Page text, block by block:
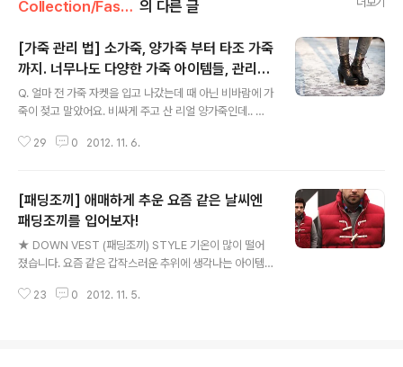
Collection/Fashion 의 다른 글
[가죽 관리 법] 소가죽, 양가죽 부터 타조 가죽
까지. 너무나도 다양한 가죽 아이템들, 관리는
어떻게 해야할까???
Q. 얼마 전 가죽 자켓을 입고 나갔는데 때 아닌 비바람에 가
죽이 젖고 말았어요. 비싸게 주고 산 리얼 양가죽인데.. 그
나중에 이상이 생기진 않겠죠? 가죽은 스타일리쉬하고 예
장님이 알려주세요!! A. 가죽은 구입과 동시에 관리에 들어
가야 하는 번거로운 아이템, 게다가 종류도 너무 많아 어떻
게 관리해야 할 지 굉장히 난감한 아이템이예요. 소가죽, 양
가죽부터 시작해 악어와 타조 가죽까지. 하지만 걱정마세
요. 다행히도 이 다양한 가죽들의 관리법은 동일하답니다.
가죽 관리 법, 지금부터 엔실장이 알려드릴게요. 1. 구입 직
29 0 2012. 11. 6.
[패딩조끼] 애매하게 추운 요즘 같은 날씨엔
패딩조끼를 입어보자!
★ DOWN VEST (패딩조끼) STYLE 기온이 많이 떨어
졌습니다. 요즘 같은 갑작스러운 추위에 생각나는 아이템
의 강추위에도 우리를 거뜬하게 지켜주는 겨울철 머스트
23 0 2012. 11. 5.